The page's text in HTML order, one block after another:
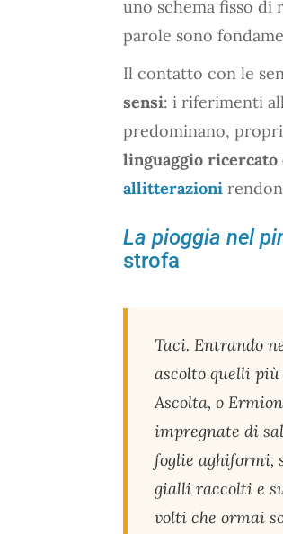
uno schema fisso di
parole sono
Il contatto con le
sensi: i riferimenti
predominano,
linguaggio
allitterazioni
La pioggia nel
strofa
Taci. Entrando
ascolto quelli più
Ascolta, o
impregnate di
foglie aghiformi,
gialli raccolti e
volti che ormai